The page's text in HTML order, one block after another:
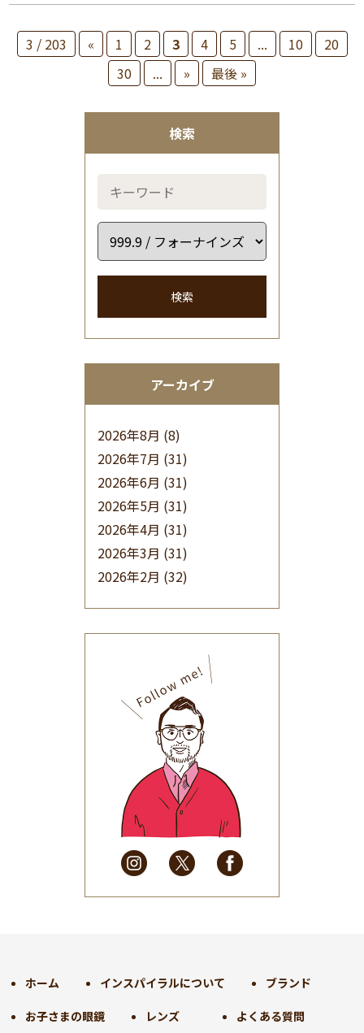
検索
検索
アーカイブ
2026年8月 (8)
2026年7月 (31)
2026年6月 (31)
2026年5月 (31)
2026年4月 (31)
2026年3月 (31)
2026年2月 (32)
(32)
2025年9月(30)
2025年8月(31)
2025年7月(37)
2025年6月(48)
2025年5月
(41)
2025年4月
(32)
2025年3月(31)
2025年2月
(28)
2025年1月
(34)
2024年9月(30)
2024年7月(31)
3 / 203 « 1 2 3 4 5 ... 10
20
30
... » 最後 »
ホーム インスパイラルについて ブランド
お子さまの眼鏡 レンズ よくある質問